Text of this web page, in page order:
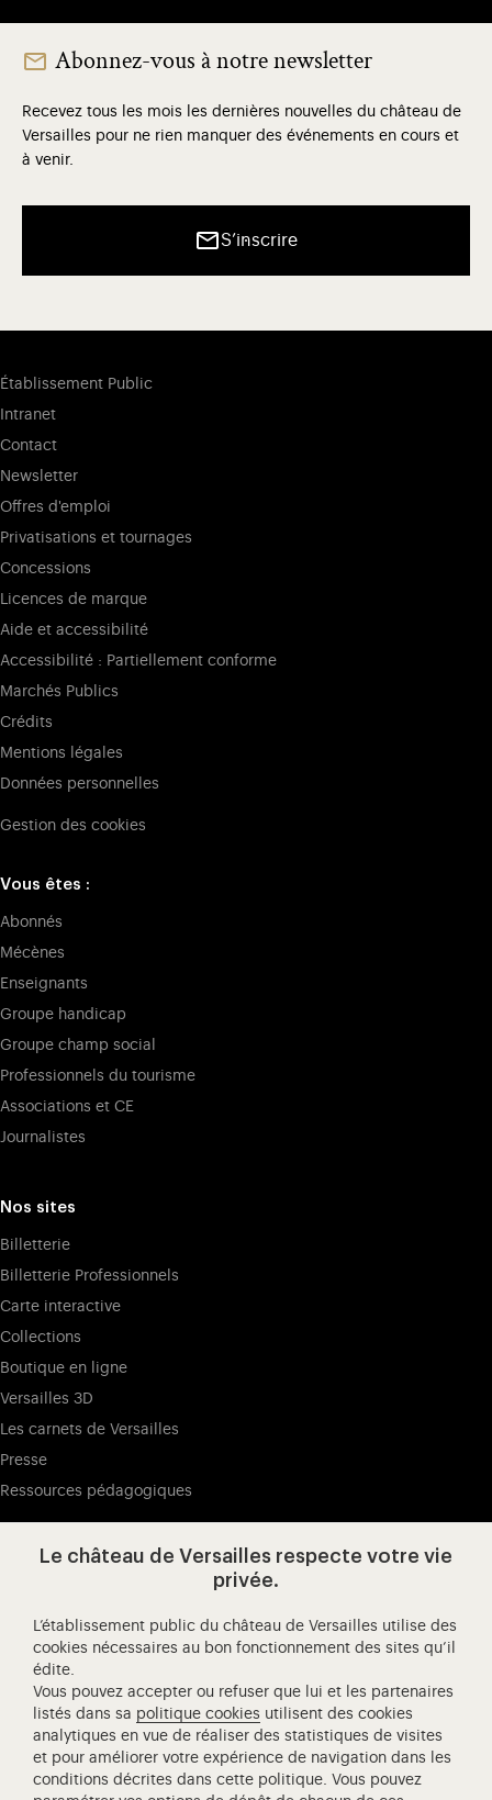
Abonnez-vous à notre newsletter
Recevez tous les mois les dernières nouvelles du château de
Versailles pour ne rien manquer des événements en cours et
à venir.
S’inscrire
Établissement Public
Intranet
Contact
Newsletter
Offres d'emploi
Privatisations et tournages
Concessions
Licences de marque
Aide et accessibilité
Accessibilité : Partiellement conforme
Marchés Publics
Crédits
Mentions légales
Données personnelles
Gestion des cookies
Vous êtes :
Abonnés
Mécènes
Enseignants
Groupe handicap
Groupe champ social
Professionnels du tourisme
Associations et CE
Journalistes
Nos sites
Billetterie
Billetterie Professionnels
Carte interactive
Collections
Boutique en ligne
Versailles 3D
Les carnets de Versailles
Presse
Ressources pédagogiques
Visitez notre Facebook (ouverture
Visitez notre X (ouverture dans un
Visitez notre Instagram
Visitez notre YouTube
L'Opéra royal de Versailles
Centre de recherche du château de Versailles
Centre de Musique Baroque de Versailles
Le château de Versailles respecte votre vie
privée.
L’établissement public du château de Versailles utilise des
cookies nécessaires au bon fonctionnement des sites qu’il
édite.
Vous pouvez accepter ou refuser que lui et les partenaires
listés dans sa politique cookies utilisent des cookies
analytiques en vue de réaliser des statistiques de visites
et pour améliorer votre expérience de navigation dans les
conditions décrites dans cette politique. Vous pouvez